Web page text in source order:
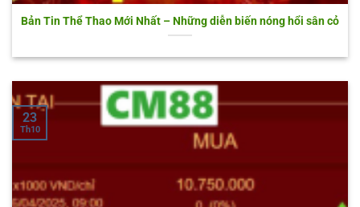
Bản Tin Thể Thao Mới Nhất – Những diễn biến nóng hổi sân cỏ
23
Th10